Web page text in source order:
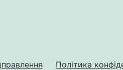
Політика